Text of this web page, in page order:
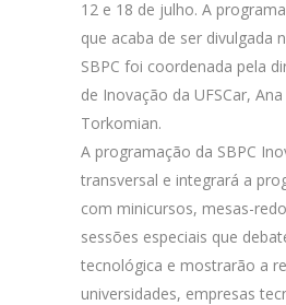
12 e 18 de julho. A
que acaba de ser divulgada
SBPC foi coordenada pela
de Inovação da UFSCar,
Torkomian.
A programação da SBPC
transversal e integrará a
com minicursos, mesas-
sessões especiais que
tecnológica e mostrarão a
universidades, empresas